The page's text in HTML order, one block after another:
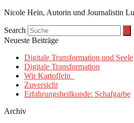
Nicole Hein, Autorin und Journalistin
Search
Neueste Beiträge
Digitale Transformation und Seele
Digitale Transformation
Wir Kartoffeln
Zuversicht
Erfahrungsheilkunde: Schafgarbe
Archiv